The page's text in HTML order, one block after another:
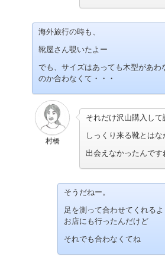
海外旅行の時も、
靴屋さん覗いたよー
でも、サイズはあっても木型があわ
のか合わなくて・・・
村橋
それだけ沢山購入して
しっくり来る靴とはな
出会えなかったんです
そうだねー。
足を測って合わせてくれる
お店にも行ったんだけど
それでも合わなくてね